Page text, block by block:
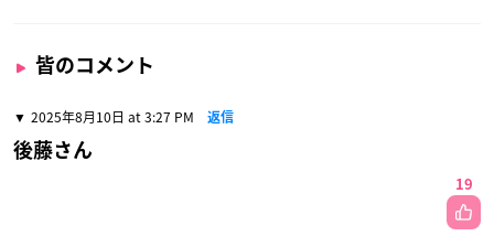
皆のコメント
2025年8月10日 at 3:27 PM 返信
後藤さん
19